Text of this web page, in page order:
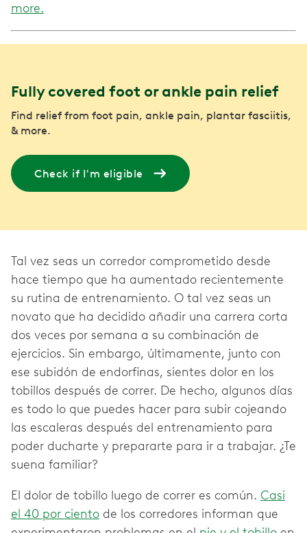
more.
Fully covered foot or ankle pain relief
Find relief from foot pain, ankle pain, plantar fasciitis,
& more.
Check if I'm eligible
Tal vez seas un corredor comprometido desde
hace tiempo que ha aumentado recientemente
su rutina de entrenamiento. O tal vez seas un
novato que ha decidido añadir una carrera corta
dos veces por semana a su combinación de
ejercicios. Sin embargo, últimamente, junto con
ese subidón de endorfinas, sientes dolor en los
tobillos después de correr. De hecho, algunos días
es todo lo que puedes hacer para subir cojeando
las escaleras después del entrenamiento para
poder ducharte y prepararte para ir a trabajar. ¿Te
suena familiar?
El dolor de tobillo luego de correr es común. Casi
el 40 por ciento de los corredores informan que